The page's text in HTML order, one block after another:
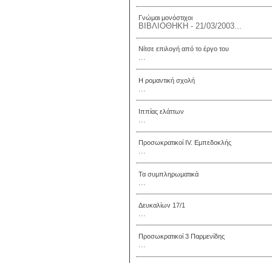
Γνώμαι μονόστιχοι
ΒΙΒΛΙΟΘΗΚΗ - 21/03/2003...
Νίτσε επιλογή από το έργο του
...
Η ρομαντική σχολή
Ιππίας ελάττων
Προσωκρατικοί IV. Εμπεδοκλής
...
Τα συμπληρωματικά
Δευκαλίων 17/1
Προσωκρατικοί 3 Παρμενίδης
...